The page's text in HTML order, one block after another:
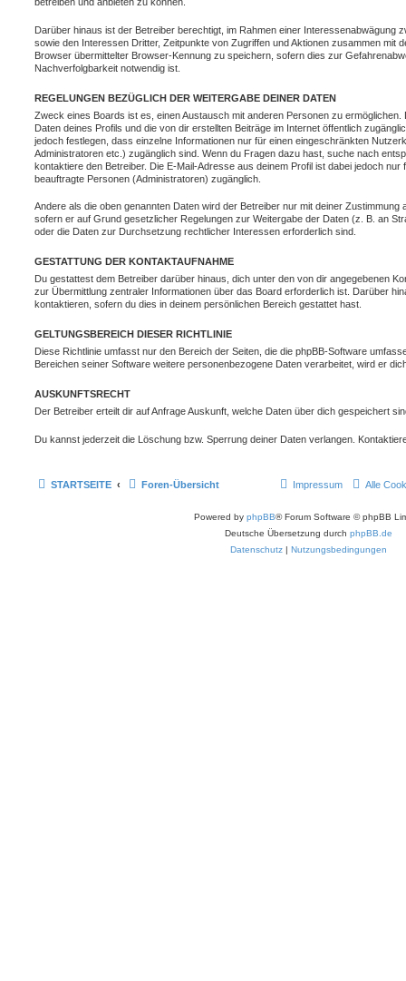
Darüber hinaus ist der Betreiber berechtigt, im Rahmen einer Interessenabwägung
sowie den Interessen Dritter, Zeitpunkte von Zugriffen und Aktionen zusammen mit
Browser übermittelter Browser-Kennung zu speichern, sofern dies zur
Nachverfolgbarkeit notwendig ist.
REGELUNGEN BEZÜGLICH DER WEITERGABE DEINER DATEN
Zweck eines Boards ist es, einen Austausch mit anderen Personen zu
Daten deines Profils und die von dir erstellten Beiträge im Internet öffentlich
jedoch festlegen, dass einzelne Informationen nur für einen eingeschränkten
Administratoren etc.) zugänglich sind. Wenn du Fragen dazu hast, suche nach
kontaktiere den Betreiber. Die E-Mail-Adresse aus deinem Profil ist dabei jedoch nur
beauftragte Personen (Administratoren) zugänglich.
Andere als die oben genannten Daten wird der Betreiber nur mit deiner Zustimmung
sofern er auf Grund gesetzlicher Regelungen zur Weitergabe der Daten (z. B. an
oder die Daten zur Durchsetzung rechtlicher Interessen erforderlich sind.
GESTATTUNG DER KONTAKTAUFNAHME
Du gestattest dem Betreiber darüber hinaus, dich unter den von dir angegebenen
zur Übermittlung zentraler Informationen über das Board erforderlich ist. Darüber
kontaktieren, sofern du dies in deinem persönlichen Bereich gestattet hast.
GELTUNGSBEREICH DIESER RICHTLINIE
Diese Richtlinie umfasst nur den Bereich der Seiten, die die phpBB-Software
Bereichen seiner Software weitere personenbezogene Daten verarbeitet, wird er
AUSKUNFTSRECHT
Der Betreiber erteilt dir auf Anfrage Auskunft, welche Daten über dich gespeichert
Du kannst jederzeit die Löschung bzw. Sperrung deiner Daten verlangen.
STARTSEITE Foren-Übersicht Alle
Impressum
Powered by phpBB® Forum Software © phpBB
Deutsche Übersetzung durch phpBB.de
Datenschutz | Nutzungsbedingungen